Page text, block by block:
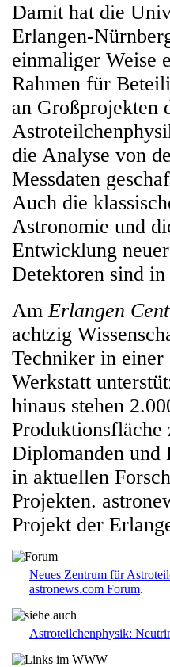
Damit hat die
Erlangen-
einmaliger Weise
Rahmen für
an Großprojekten
die Analyse von
Messdaten
Auch die
Astronomie und
Entwicklung neuer
Detektoren sind
AmErlangen
achtzig
Techniker in einer
Werkstatt
hinaus stehen
Diplomanden und
in aktuellen
Projekten.
Projekt der
Neues Zentrum für
astronews.com Forum.
Astroteilchenphysik: